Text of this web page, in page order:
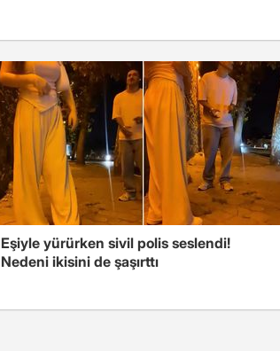
Eşiyle yürürken sivil polis seslendi!
Nedeni ikisini de şaşırttı